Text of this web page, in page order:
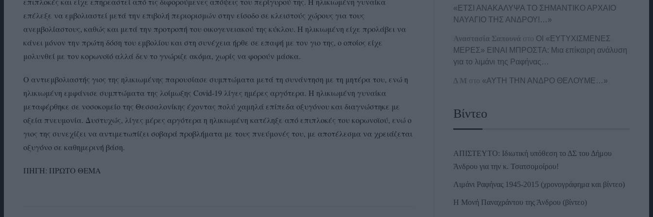
επέλεξε να εμβολιαστεί μετά την επιβολή περιορισμών στην είσοδο σε κλειστούς χώρους για τους
ανεμβολίαστους, καθώς και μετά την προτροπή του οικογενειακού της κύκλου. Η ηλικιωμένη είχε προλάβει να
κάνει μόνον την πρώτη δόση του εμβολίου και στη συνέχεια ήρθε σε επαφή με τον γιο της, ο οποίος είχε
μολυνθεί με τον κορωνοϊό αλλά δεν το γνώριζε ακόμα, χωρίς να φορούν μάσκα.
Ο αντιεμβολιαστής γιος της ηλικιωμένης παρουσίασε συμπτώματα μετά τη συνάντηση με τη μητέρα του, ενώ η
ηλικιωμένη εμφάνισε συμπτώματα της λοίμωξης Covid-19 λίγες ημέρες αργότερα. Η ηλικιωμένη γυναίκα
μεταφέρθηκε σε νοσοκομείο της Θεσσαλονίκης έχοντας πολύ χαμηλά επίπεδα οξυγόνου και διαγνώστηκε με
οξεία πνευμονία. Δυστυχώς, λίγες μέρες αργότερα η ηλικιωμένη κατέληξε από επιπλοκές του κορωνοϊού, ενώ ο
γιος της συνεχίζει να αντιμετωπίζει σοβαρά προβλήματα με τους πνεύμονές του, με αποτέλεσμα να χρειάζεται
οξυγόνο σε καθημερινή βάση.
ΠΗΓΗ: ΠΡΩΤΟ ΘΕΜΑ
«ΕΤΣΙ ΑΝΑΚΑΛΥΨΑ ΤΟ ΣΗΜΑΝΤΙΚΟ ΑΡΧΑΙΟ
ΝΑΥΑΓΙΟ ΤΗΣ ΑΝΔΡΟΥ!…»
Αναστασία Σαπουνά στο ΟΙ «ΕΥΤΥΧΙΣΜΕΝΕΣ
ΜΕΡΕΣ» ΕΙΝΑΙ ΜΠΡΟΣΤΑ: Μια επίκαιρη ανάλυση
για το λιμάνι της Ραφήνας…
Δ Μ στο «ΑΥΤΗ ΤΗΝ ΑΝΔΡΟ ΘΕΛΟΥΜΕ…»
Βίντεο
ΑΠΙΣΤΕΥΤΟ: Ιδιωτική υπόθεση το ΔΣ του Δήμου
Άνδρου για την κ. Τσατσομοίρου!
Λιμάνι Ραφήνας 1945-2015 (χρονογράφημα και βίντεο)
Η Μονή Παναχράντου της Άνδρου (βίντεο)